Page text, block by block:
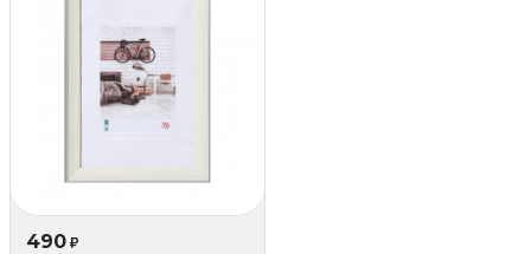
490 ₽